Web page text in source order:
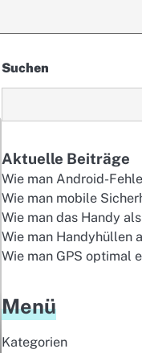
Suchen
Aktuelle Beiträge
Wie man Android-
Wie man mobile
Wie man das Handy
Wie man Handyhüllen
Wie man GPS optimal
Menü
Kategorien